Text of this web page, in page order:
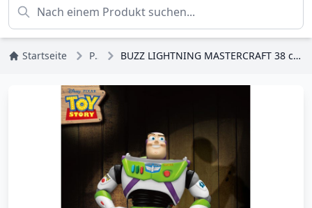
Startseite Pixar BUZZ LIGHTNING MASTERCRAFT 38 cm – DISNEY TOY STORY